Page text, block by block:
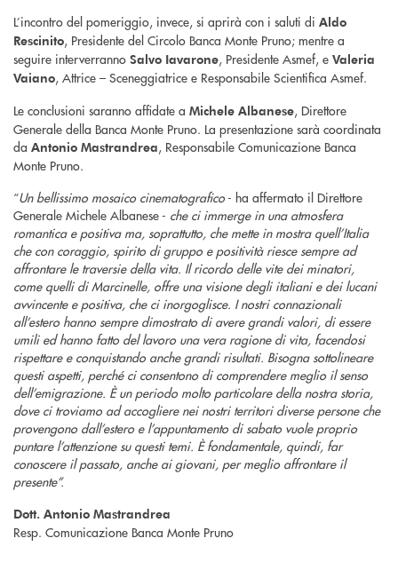
L’incontro del pomeriggio, invece, si aprirà con i saluti di Aldo
Rescinito, Presidente del Circolo Banca Monte Pruno; mentre a
seguire interverranno Salvo Iavarone, Presidente Asmef, e Valeria
Vaiano, Attrice – Sceneggiatrice e Responsabile Scientifica Asmef.
Le conclusioni saranno affidate a Michele Albanese, Direttore
Generale della Banca Monte Pruno. La presentazione sarà coordinata
da Antonio Mastrandrea, Responsabile Comunicazione Banca
Monte Pruno.
“Un bellissimo mosaico cinematografico- ha affermato il Direttore
Generale Michele Albanese - che ci immerge in una atmosfera
romantica e positiva ma, soprattutto, che mette in mostra quell’Italia
che con coraggio, spirito di gruppo e positività riesce sempre ad
affrontare le traversie della vita. Il ricordo delle vite dei minatori,
come quelli di Marcinelle, offre una visione degli italiani e dei lucani
avvincente e positiva, che ci inorgoglisce. I nostri connazionali
all’estero hanno sempre dimostrato di avere grandi valori, di essere
umili ed hanno fatto del lavoro una vera ragione di vita, facendosi
rispettare e conquistando anche grandi risultati. Bisogna sottolineare
questi aspetti, perché ci consentono di comprendere meglio il senso
dell’emigrazione. È un periodo molto particolare della nostra storia,
dove ci troviamo ad accogliere nei nostri territori diverse persone che
provengono dall’estero e l’appuntamento di sabato vuole proprio
puntare l’attenzione su questi temi. È fondamentale, quindi, far
conoscere il passato, anche ai giovani, per meglio affrontare il
presente”.
Dott. Antonio Mastrandrea
Resp. Comunicazione Banca Monte Pruno